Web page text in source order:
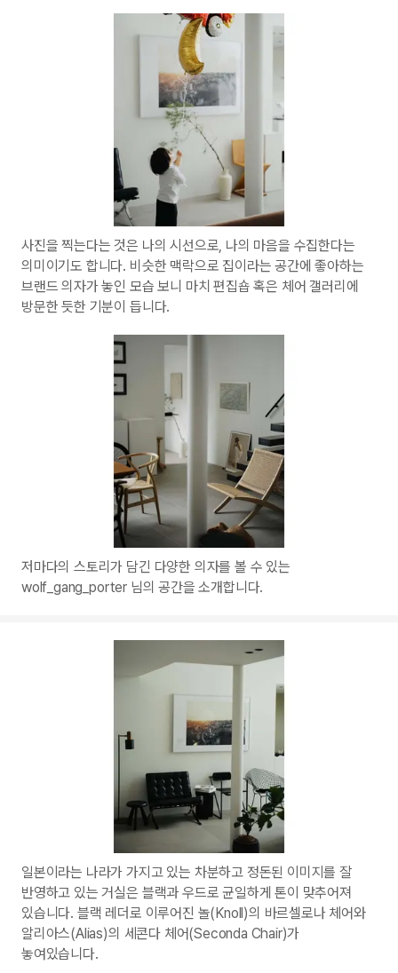
사진을 찍는다는 것은 나의 시선으로, 나의 마음을 수집한다는
의미이기도 합니다. 비슷한 맥락으로 집이라는 공간에 좋아하는
브랜드 의자가 놓인 모습 보니 마치 편집숍 혹은 체어 갤러리에
방문한 듯한 기분이 듭니다.
저마다의 스토리가 담긴 다양한 의자를 볼 수 있는
wolf_gang_porter 님의 공간을 소개합니다.
일본이라는 나라가 가지고 있는 차분하고 정돈된 이미지를 잘
반영하고 있는 거실은 블랙과 우드로 균일하게 톤이 맞추어져
있습니다. 블랙 레더로 이루어진 놀(Knoll)의 바르셀로나 체어와
알리아스(Alias)의 세콘다 체어(Seconda Chair)가
놓여있습니다.